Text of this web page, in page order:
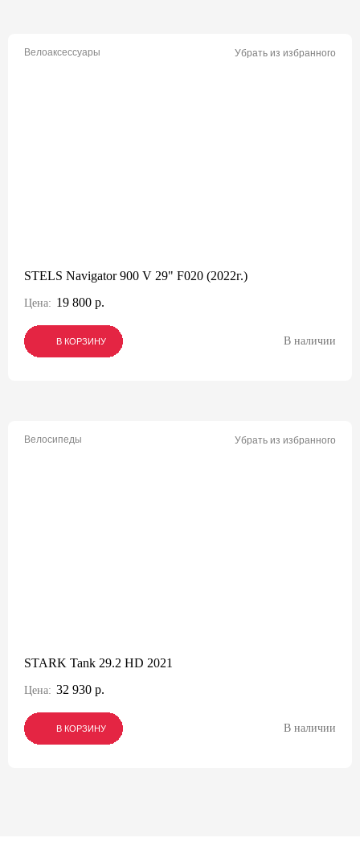
Велоаксессуары Убрать из избранного
STELS Navigator 900 V 29" F020 (2022г.)
Цена: 19 800 р.
В КОРЗИНУ
В КОРЗИНУ
В КОРЗИНУ В наличии
Велосипеды Убрать из избранного
STARK Tank 29.2 HD 2021
Цена: 32 930 р.
В КОРЗИНУ
В КОРЗИНУ
В КОРЗИНУ В наличии